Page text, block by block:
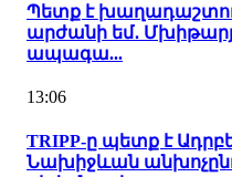
Պետք է
արժանի եմ․
ապագա...
13:06
TRIPP-ը պետք է
Նախիջևան